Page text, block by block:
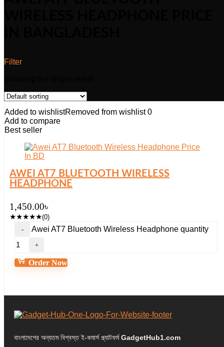
Filter
Added to wishlistRemoved from wishlist 0
Add to compare
Best seller
AWEI AT7 BLUETOOTH WIRELESS
HEADPHONE
1,450.00৳
★★★★★(0)
Awei AT7 Bluetooth Wireless Headphone quantity
Order Now
বাংলাদেশের অন্যতম বিশ্বস্ত ই-কমার্স প্ল্যাটফর্মGadgetHub1.com